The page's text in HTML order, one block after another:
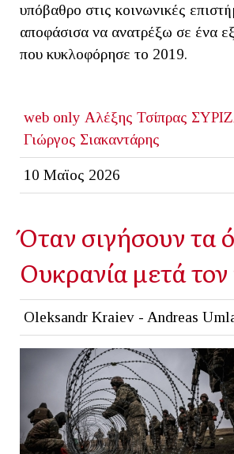
υπόβαθρο στις κοινωνικές
αποφάσισα να ανατρέξω σε ένα
που κυκλοφόρησε το 2019.
web only Αλέξης Τσίπρας
Γιώργος Σιακαντάρης
10 Μαϊος 2026
Όταν σιγήσουν τα
Ουκρανία μετά
Oleksandr Kraiev - Andreas